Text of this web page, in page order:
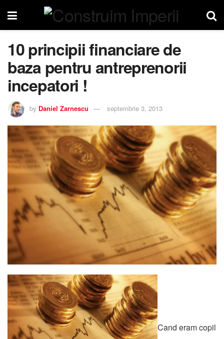
10 principii financiare de
baza pentru antreprenorii
incepatori !
by Daniel Zarnescu septembrie 3, 2013
Cand eram copil